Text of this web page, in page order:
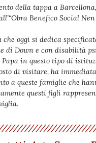
della tappa a
Benefico Social
che oggi si dedica
di Down e con disabilità
Papa in questo tipo di
di visitare, ha
a queste famiglie che
questi figli